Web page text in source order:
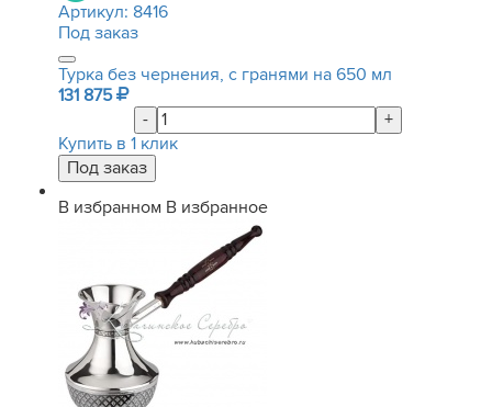
Артикул: 8416
Под заказ
Турка без чернения, с гранями на 650 мл
131 875
-
+
Купить в 1 клик
В избранном В избранное